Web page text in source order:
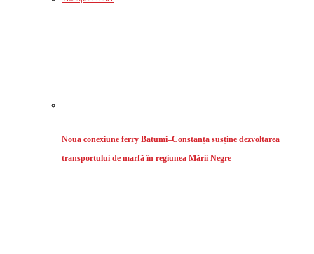
Noua conexiune ferry Batumi–Constanța susține dezvoltarea
transportului de marfă în regiunea Mării Negre